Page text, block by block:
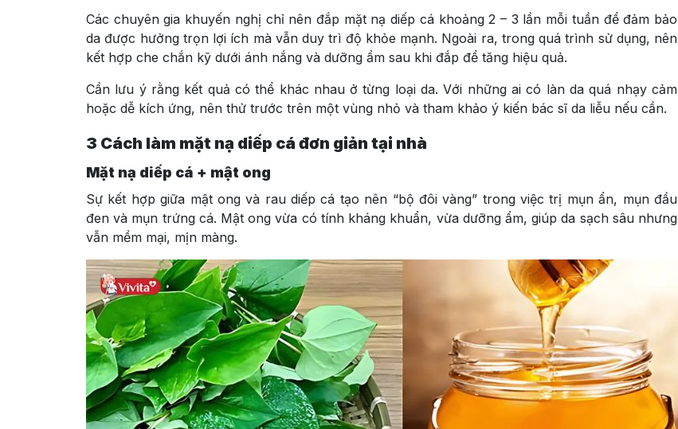
Các chuyên gia khuyến nghị chỉ nên đắp mặt nạ diếp cá khoảng 2 – 3 lần mỗi tuần để đảm bảo
da được hưởng trọn lợi ích mà vẫn duy trì độ khỏe mạnh. Ngoài ra, trong quá trình sử dụng, nên
kết hợp che chắn kỹ dưới ánh nắng và dưỡng ẩm sau khi đắp để tăng hiệu quả.
Cần lưu ý rằng kết quả có thể khác nhau ở từng loại da. Với những ai có làn da quá nhạy cảm
hoặc dễ kích ứng, nên thử trước trên một vùng nhỏ và tham khảo ý kiến bác sĩ da liễu nếu cần.
3 Cách làm mặt nạ diếp cá đơn giản tại nhà
Mặt nạ diếp cá + mật ong
Sự kết hợp giữa mật ong và rau diếp cá tạo nên “bộ đôi vàng” trong việc trị mụn ẩn, mụn đầu
đen và mụn trứng cá. Mật ong vừa có tính kháng khuẩn, vừa dưỡng ẩm, giúp da sạch sâu nhưng
vẫn mềm mại, mịn màng.